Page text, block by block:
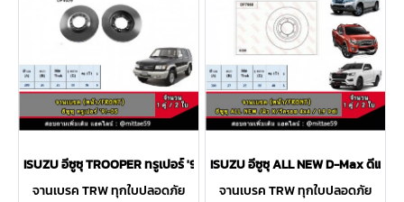
ISUZU อีซูซุ TROOPER ทรูเปอร์ '91-05 จานเบรค TRW หน้า
จานเบรค TRW ทุกใบปลอดภัย
ISUZU อีซูซุ ALL NEW D-Max ดีแม็
จานเบรค TRW ทุกใบปลอดภัย